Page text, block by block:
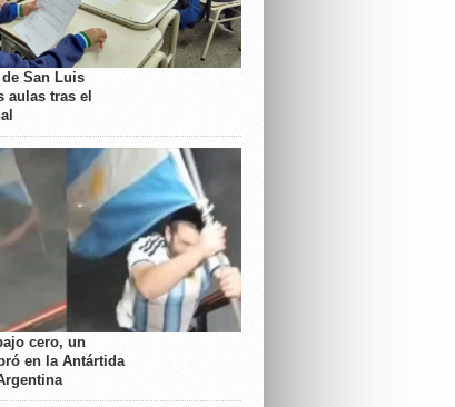
San Luis
aulas tras el
cero, un
en la Antártida